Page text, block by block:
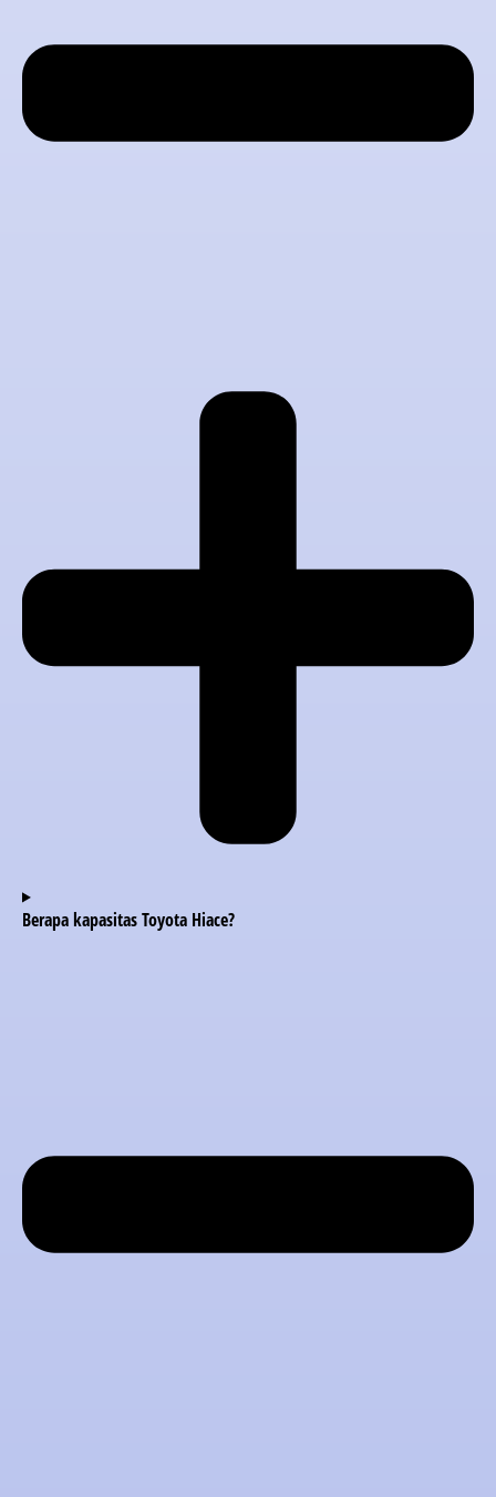
Berapa kapasitas Toyota Hiace?